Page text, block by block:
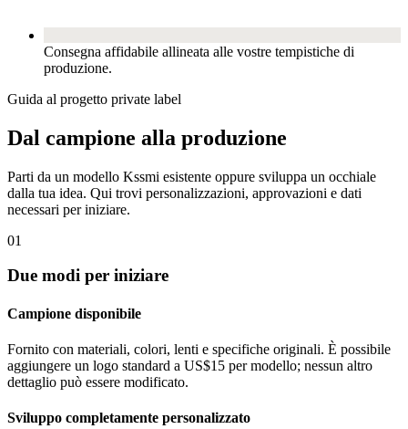
Consegna affidabile allineata alle vostre tempistiche di
produzione.
Guida al progetto private label
Dal campione alla produzione
Parti da un modello Kssmi esistente oppure sviluppa un occhiale
dalla tua idea. Qui trovi personalizzazioni, approvazioni e dati
necessari per iniziare.
01
Due modi per iniziare
Campione disponibile
Fornito con materiali, colori, lenti e specifiche originali. È possibile
aggiungere un logo standard a US$15 per modello; nessun altro
dettaglio può essere modificato.
Sviluppo completamente personalizzato